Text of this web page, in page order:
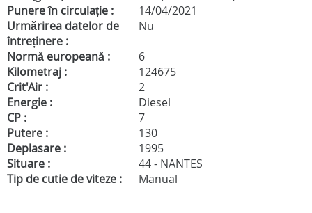
Punere în circulație :
14/04/2021
Urmărirea datelor de
întreținere :
Nu
Normă europeană :
6
Kilometraj :
124675
Crit'Air :
2
Energie :
Diesel
CP :
7
Putere :
130
Deplasare :
1995
Situare :
44 - NANTES
Tip de cutie de viteze :
Manual